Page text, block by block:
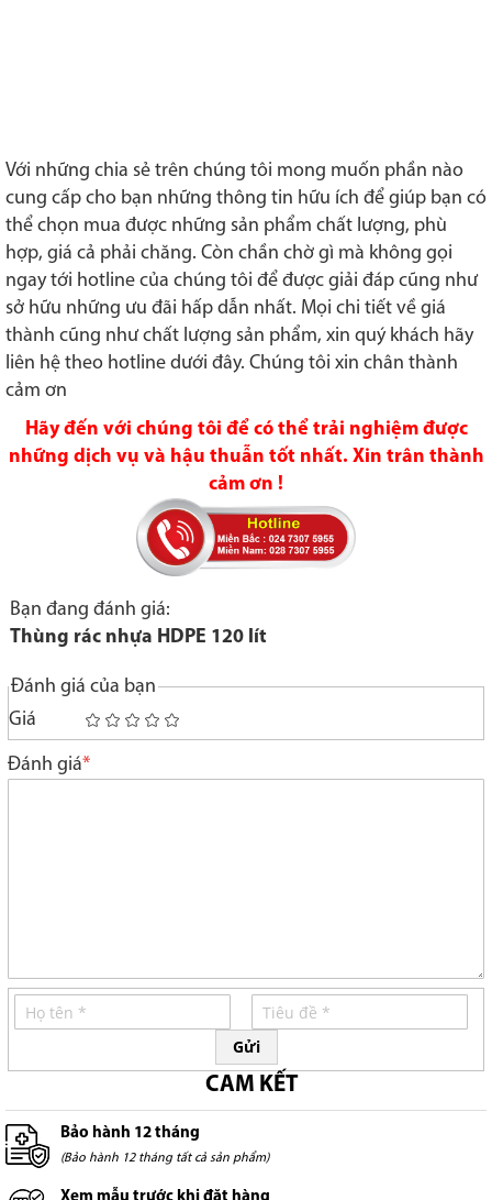
Với những chia sẻ trên chúng tôi mong muốn phần nào
cung cấp cho bạn những thông tin hữu ích để giúp bạn có
thể chọn mua được những sản phẩm chất lượng, phù
hợp, giá cả phải chăng. Còn chần chờ gì mà không gọi
ngay tới hotline của chúng tôi để được giải đáp cũng như
sở hữu những ưu đãi hấp dẫn nhất. Mọi chi tiết về giá
thành cũng như chất lượng sản phẩm, xin quý khách hãy
liên hệ theo hotline dưới đây. Chúng tôi xin chân thành
cảm ơn
Hãy đến với chúng tôi để có thể trải nghiệm được
những dịch vụ và hậu thuẫn tốt nhất. Xin trân thành
cảm ơn !
Bạn đang đánh giá:
Thùng rác nhựa HDPE 120 lít
Đánh giá của bạn
Giá
1
star
2
stars
3
stars
4
stars
5
stars
Đánh giá
Gửi
CAM KẾT
Bảo hành 12 tháng
(Bảo hành 12 tháng tất cả sản phẩm)